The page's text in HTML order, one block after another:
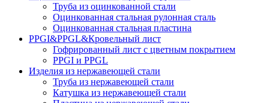
Труба из оцинкованной стали
Оцинкованная стальная рулонная сталь
Оцинкованная стальная пластина
PPGI&PPGL&Кровельный лист
Гофрированный лист с цветным покрытием
PPGI и PPGL
Изделия из нержавеющей стали
Труба из нержавеющей стали
Катушка из нержавеющей стали